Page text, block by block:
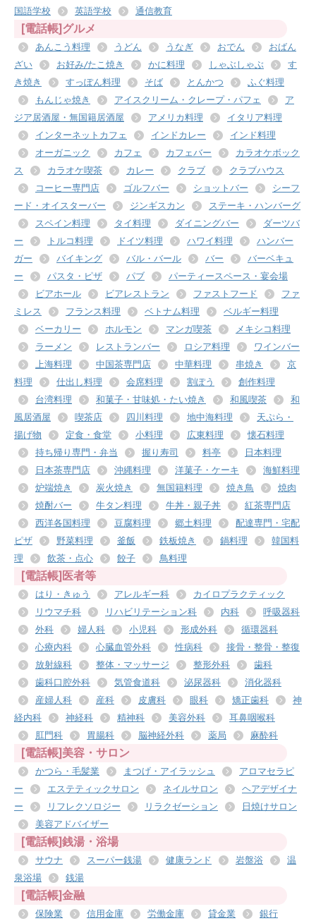
国語学校 英語学校 通信教育
[電話帳]グルメ
あんこう料理 うどん うなぎ おでん
おばん
ざい
お好み/たこ焼き かに料理 しゃぶしゃぶ
す
き焼き
すっぽん料理 そば とんかつ
ふぐ料理
もんじゃ焼き
アイスクリーム・クレープ・パフェ
ア
ジア居酒屋・無国籍居酒屋
アメリカ料理
イタリア料理
インターネットカフェ
インドカレー
インド料理
オーガニック
カフェ カフェバー
カラオケボック
ス
カラオケ喫茶 カレー クラブ
クラブハウス
コーヒー専門店
ゴルフバー ショットバー
シーフ
ード・オイスターバー
ジンギスカン
ステーキ・ハンバーグ
スペイン料理
タイ料理 ダイニングバー
ダーツバ
ー
トルコ料理 ドイツ料理 ハワイ料理
ハンバー
ガー
バイキング バル・バール バー
バーベキュ
ー
パスタ・ピザ パブ
パーティースペース・宴会場
ビアホール
ビアレストラン ファストフード
ファ
ミレス
フランス料理 ベトナム料理
ベルギー料理
ベーカリー
ホルモン マンガ喫茶
メキシコ料理
ラーメン
レストランバー ロシア料理
ワインバー
上海料理
中国茶専門店 中華料理 串焼き
京
料理
仕出し料理 会席料理 割ぽう
創作料理
台湾料理
和菓子・甘味処・たい焼き 和風喫茶
和
風居酒屋
喫茶店 四川料理 地中海料理
天ぷら・
揚げ物
定食・食堂 小料理 広東料理
懐石料理
持ち帰り専門・弁当
握り寿司 料亭
日本料理
日本茶専門店
沖縄料理 洋菓子・ケーキ
海鮮料理
炉端焼き
炭火焼き 無国籍料理 焼き鳥
焼肉
焼酎バー
牛タン料理 牛丼・親子丼
紅茶専門店
西洋各国料理
豆腐料理 郷土料理
配達専門・宅配
ピザ
野菜料理 釜飯 鉄板焼き 鍋料理
韓国料
理
飲茶・点心 餃子 鳥料理
[電話帳]医者等
はり・きゅう アレルギー科
カイロプラクティック
リウマチ科
リハビリテーション科 内科
呼吸器科
外科
婦人科 小児科 形成外科
循環器科
心療内科
心臓血管外科 性病科
接骨・整骨・整復
放射線科
整体・マッサージ 整形外科
歯科
歯科口腔外科
気管食道科 泌尿器科
消化器科
産婦人科
産科 皮膚科 眼科 矯正歯科
神
経内科
神経科 精神科 美容外科
耳鼻咽喉科
肛門科
胃腸科 脳神経外科 薬局 麻酔科
[電話帳]美容・サロン
かつら・毛髪業 まつげ・アイラッシュ
アロマセラピ
ー
エステティックサロン ネイルサロン
ヘアデザイナ
ー
リフレクソロジー リラクゼーション
日焼けサロン
美容アドバイザー
[電話帳]銭湯・浴場
サウナ スーパー銭湯 健康ランド 岩盤浴
温
泉浴場
銭湯
[電話帳]金融
保険業 信用金庫 労働金庫 貸金業 銀行